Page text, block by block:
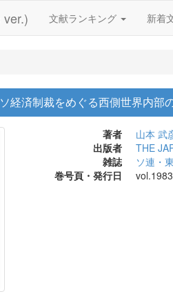
文献ランキング 新着
経済制裁をめぐる西側世界内部
著者
山本 武
出版者
THE
雑誌
ソ連・
巻号頁・発行日